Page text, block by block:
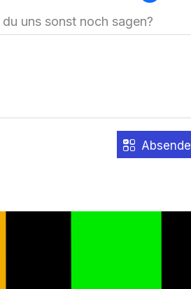
uns sonst noch sagen?